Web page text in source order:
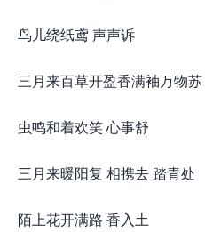
鸟儿绕纸鸢 声声诉
三月来百草开盈香满袖万物苏
虫鸣和着欢笑 心事舒
三月来暖阳复 相携去 踏青处
陌上花开满路 香入土